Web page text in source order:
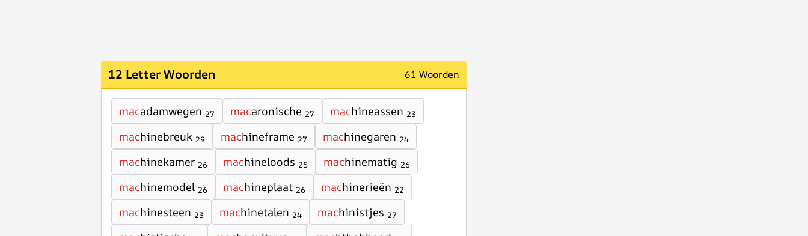
12 Letter Woorden 61 Woorden
macadamwegen 27 macaronische 27 machineassen 23
machinebreuk 29 machineframe 27 machinegaren 24
machinekamer 26 machineloods 25 machinematig 26
machinemodel 26 machineplaat 26 machinerieën 22
machinesteen 23 machinetalen 24 machinistjes 27